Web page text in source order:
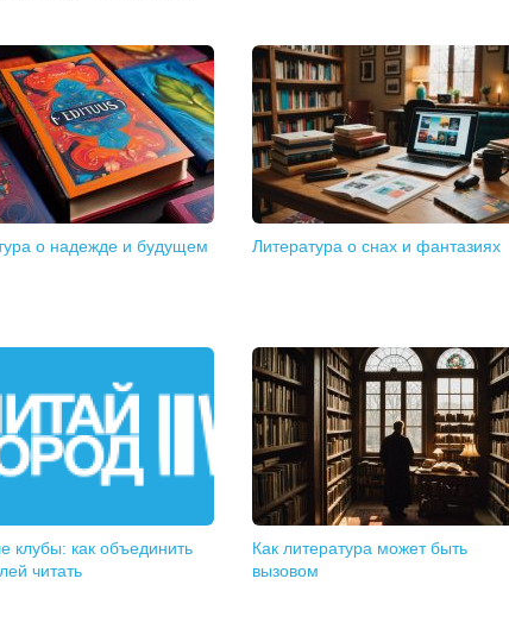
о надежде и будущем Литература о снах и фантазиях
клубы: как объединить
читать
Как литература может быть
вызовом